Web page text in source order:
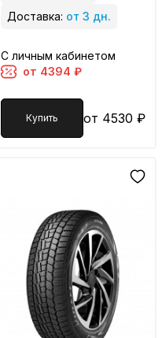
Доставка: от 3 дн.
С личным кабинетом
от 4394 ₽
Купить от 4530 ₽